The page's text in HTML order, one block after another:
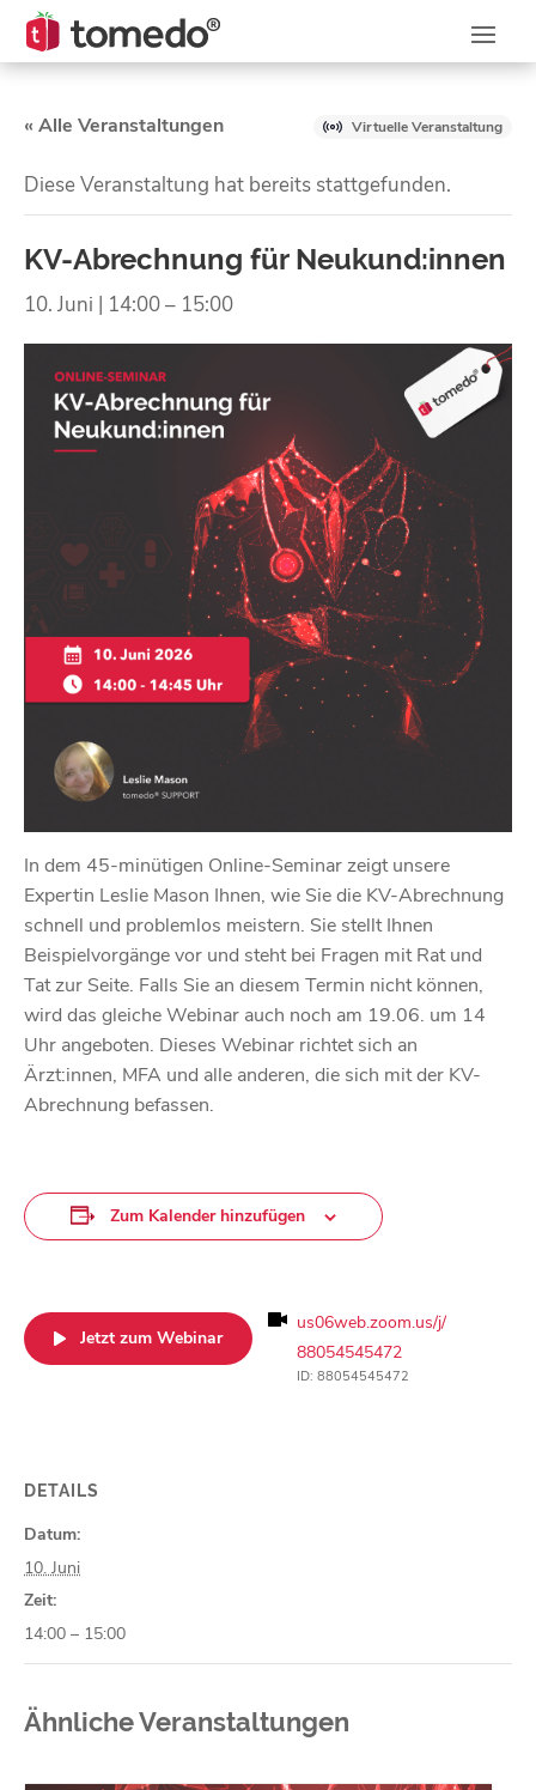
« Alle Veranstaltungen Virtuelle Veranstaltung
Diese Veranstaltung hat bereits stattgefunden.
KV-Abrechnung für Neukund:innen
10. Juni | 14:00– 15:00
In dem 45-minütigen Online-Seminar zeigt unsere
Expertin Leslie Mason Ihnen, wie Sie die KV-Abrechnung
schnell und problemlos meistern. Sie stellt Ihnen
Beispielvorgänge vor und steht bei Fragen mit Rat und
Tat zur Seite. Falls Sie an diesem Termin nicht können,
wird das gleiche Webinar auch noch am 19.06. um 14
Uhr angeboten. Dieses Webinar richtet sich an
Ärzt:innen, MFA und alle anderen, die sich mit der KV-
Abrechnung befassen.
Zum Kalender hinzufügen
Jetzt zum Webinar
us06web.zoom.us/j/
88054545472
ID: 88054545472
DETAILS
Datum:
10. Juni
Zeit:
14:00 – 15:00
Ähnliche Veranstaltungen